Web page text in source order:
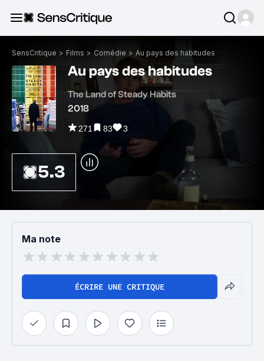
SensCritique > Films > Comédie > Au pays des habitudes
Au pays des habitudes
The Land of Steady Habits
2018
271 83 3
5.3
Ma note
ÉCRIRE UNE CRITIQUE